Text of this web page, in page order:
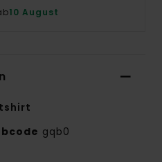
10 August
gqb0